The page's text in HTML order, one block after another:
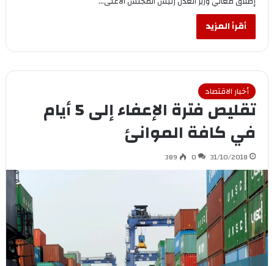
أقرأ المزيد
أخبار الاقتصاد
تقليص فترة الإعفاء إلى 5 أيام
في كافة الموانئ
31/10/2018
0
389